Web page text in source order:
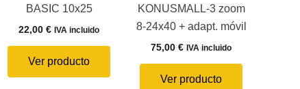
BASIC 10x25
22,00€ IVA incluido
Ver producto
KONUSMALL-3 zoom
8-24x40 + adapt. móvil
75,00€ IVA incluido
Ver producto